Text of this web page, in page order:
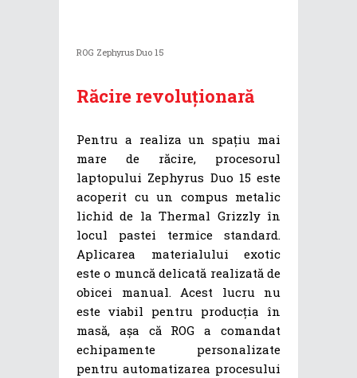
ROG Zephyrus Duo 15
Răcire revoluționară
Pentru a realiza un spațiu mai
mare de răcire, procesorul
laptopului Zephyrus Duo 15 este
acoperit cu un compus metalic
lichid de la Thermal Grizzly în
locul pastei termice standard.
Aplicarea materialului exotic
este o muncă delicată realizată de
obicei manual. Acest lucru nu
este viabil pentru producția în
masă, așa că ROG a comandat
echipamente personalizate
pentru automatizarea procesului